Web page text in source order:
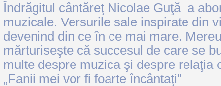
Îndrăgitul cântăreţ Nicolae Guţă a
muzicale. Versurile sale inspirate din
devenind din ce în ce mai mare.
mărturiseşte că succesul de care se
multe despre muzica şi despre relaţia
„Fanii mei vor fi foarte încântaţi”